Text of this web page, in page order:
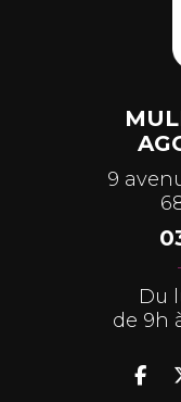
9
Du
de 9h